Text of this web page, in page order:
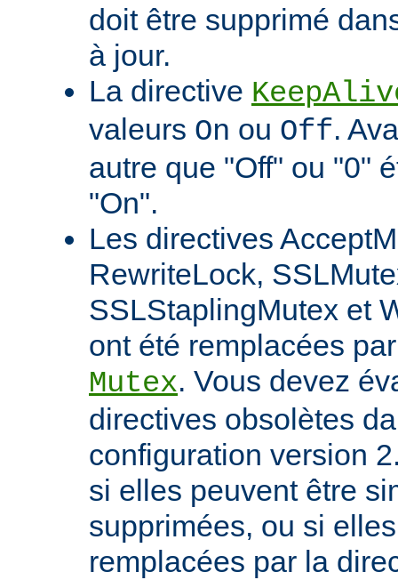
doit être supprimé
à jour.
La directive
valeurs On ou Off.
autre que "Off" ou "0"
"On".
Les directives
RewriteLock,
SSLStaplingMutex et
ont été remplacées
Mutex. Vous devez
directives obsolètes
configuration version
si elles peuvent être
supprimées, ou si
remplacées par la